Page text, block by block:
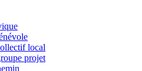
local
projet